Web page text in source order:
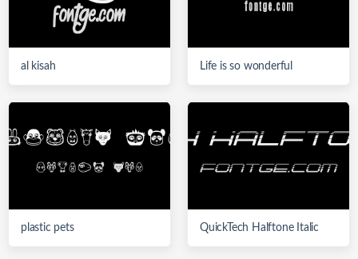
al kisah Life is so wonderful
plastic pets QuickTech Halftone Italic